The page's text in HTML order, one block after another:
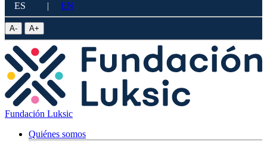
ES | EN
A- A+
Fundación Luksic
Quiénes somos